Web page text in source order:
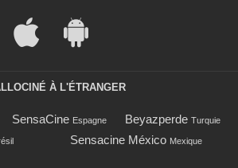
À L'ÉTRANGER
SensaCine Espagne Beyazperde Turquie
Sensacine México Mexique